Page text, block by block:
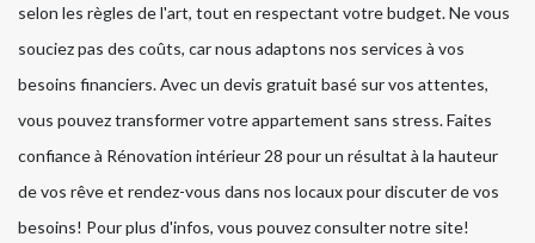
selon les règles de l'art, tout en respectant votre budget. Ne vous
souciez pas des coûts, car nous adaptons nos services à vos
besoins financiers. Avec un devis gratuit basé sur vos attentes,
vous pouvez transformer votre appartement sans stress. Faites
confiance à Rénovation intérieur 28 pour un résultat à la hauteur
de vos rêve et rendez-vous dans nos locaux pour discuter de vos
besoins! Pour plus d'infos, vous pouvez consulter notre site!